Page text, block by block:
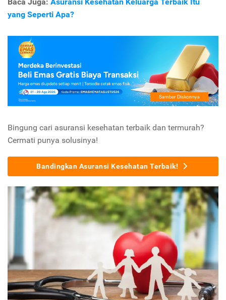
yang Seperti Apa?
Bingung cari asuransi kesehatan terbaik dan termurah?
Cermati punya solusinya!
Bandingkan Asuransi Kesehatan Terbaik!